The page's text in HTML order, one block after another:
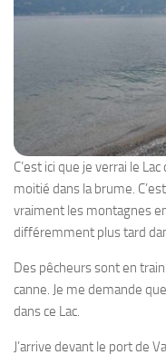
C’est ici que je verrai le
moitié dans la brume.
vraiment les montagnes
différemment plus tard
Des pêcheurs sont en
canne. Je me demande
dans ce Lac.
J’arrive devant le port de